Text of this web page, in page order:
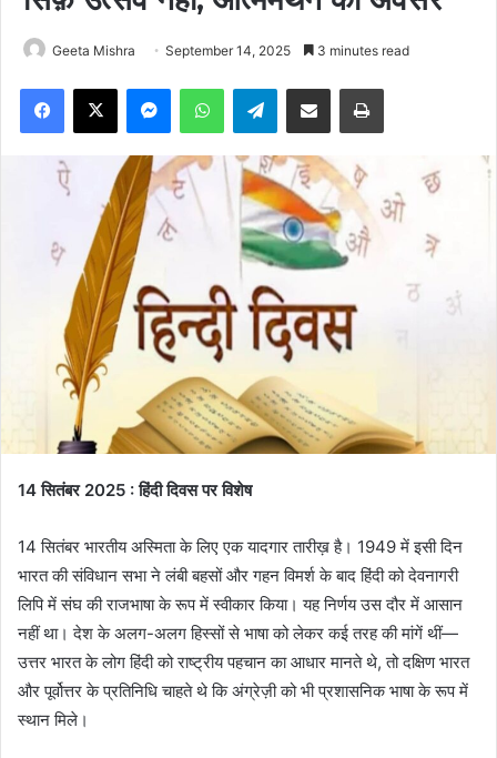
Geeta Mishra September 14, 2025 3 minutes read
Facebook
X MessengerWhatsAppTelegramShare via Email Print
14 सितंबर 2025 : हिंदी दिवस पर विशेष
14 सितंबर भारतीय अस्मिता के लिए एक यादगार तारीख़ है। 1949 में इसी दिन
भारत की संविधान सभा ने लंबी बहसों और गहन विमर्श के बाद हिंदी को देवनागरी
लिपि में संघ की राजभाषा के रूप में स्वीकार किया। यह निर्णय उस दौर में आसान
नहीं था। देश के अलग-अलग हिस्सों से भाषा को लेकर कई तरह की मांगें थीं—
उत्तर भारत के लोग हिंदी को राष्ट्रीय पहचान का आधार मानते थे, तो दक्षिण भारत
और पूर्वोत्तर के प्रतिनिधि चाहते थे कि अंग्रेज़ी को भी प्रशासनिक भाषा के रूप में
स्थान मिले।